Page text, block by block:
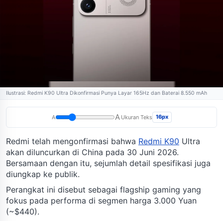
Ilustrasi: Redmi K90 Ultra Dikonfirmasi Punya Layar 165Hz dan Baterai 8.550 mAh
A A Ukuran Teks 16px
Redmi telah mengonfirmasi bahwa Redmi K90 Ultra
akan diluncurkan di China pada 30 Juni 2026.
Bersamaan dengan itu, sejumlah detail spesifikasi juga
diungkap ke publik.
Perangkat ini disebut sebagai flagship gaming yang
fokus pada performa di segmen harga 3.000 Yuan
(~$440).